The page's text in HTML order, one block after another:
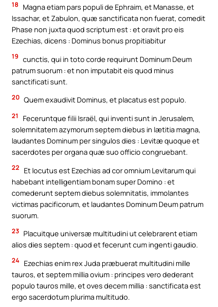
18
Magna etiam pars populi de Ephraim, et Manasse, et
Issachar, et Zabulon, quæ sanctificata non fuerat, comedit
Phase non juxta quod scriptum est : et oravit pro eis
Ezechias, dicens : Dominus bonus propitiabitur
19 cunctis, qui in toto corde requirunt Dominum Deum
patrum suorum : et non imputabit eis quod minus
sanctificati sunt.
20 Quem exaudivit Dominus, et placatus est populo.
21
Feceruntque filii Israël, qui inventi sunt in Jerusalem,
solemnitatem azymorum septem diebus in lætitia magna,
laudantes Dominum per singulos dies : Levitæ quoque et
sacerdotes per organa quæ suo officio congruebant.
22
Et locutus est Ezechias ad cor omnium Levitarum qui
habebant intelligentiam bonam super Domino : et
comederunt septem diebus solemnitatis, immolantes
victimas pacificorum, et laudantes Dominum Deum patrum
suorum.
23 Placuitque universæ multitudini ut celebrarent etiam
alios dies septem : quod et fecerunt cum ingenti gaudio.
24 Ezechias enim rex Juda præbuerat multitudini mille
tauros, et septem millia ovium : principes vero dederant
populo tauros mille, et oves decem millia : sanctificata est
ergo sacerdotum plurima multitudo.